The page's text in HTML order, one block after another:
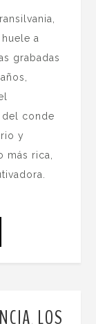
a
grabadas
conde
y
más rica,
, LOS